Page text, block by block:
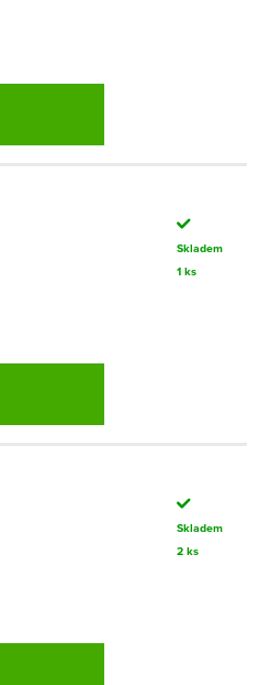
Skladem
1 ks
Skladem
2 ks